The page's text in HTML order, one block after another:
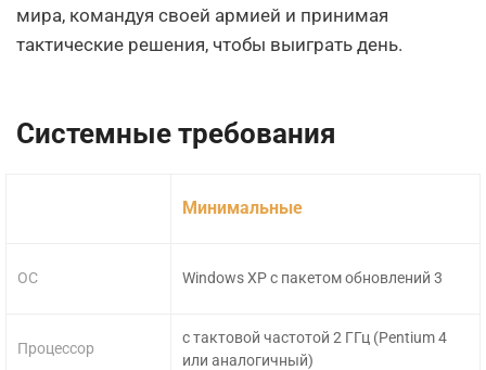
мира, командуя своей армией и принимая
тактические решения, чтобы выиграть день.
Системные требования
ОС
Процессор
Минимальные
Windows XP с пакетом обновлений 3
с тактовой частотой 2 ГГц (Pentium 4
или аналогичный)